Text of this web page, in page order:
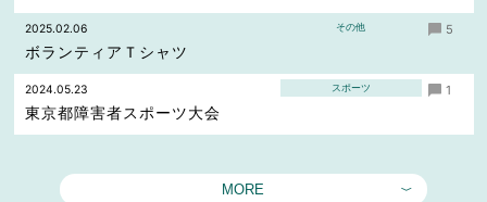
2025.02.06
ボランティアＴシャツ
その他 5
2024.05.23
東京都障害者スポーツ大会
スポーツ 1
MORE